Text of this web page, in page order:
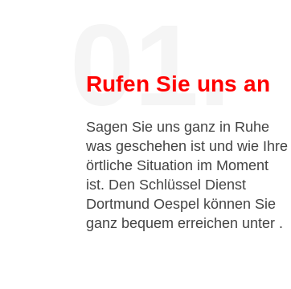
01.
Rufen Sie uns an
Sagen Sie uns ganz in Ruhe
was geschehen ist und wie Ihre
örtliche Situation im Moment
ist. Den Schlüssel Dienst
Dortmund Oespel können Sie
ganz bequem erreichen unter .